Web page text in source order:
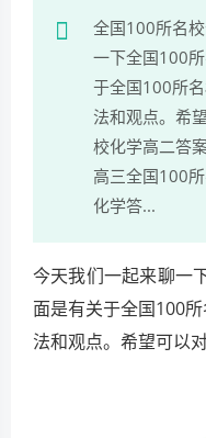
全国100所名
一下全国100
于全国100所
法和观点。希
校化学高二答
高三全国100
化学答...
今天我们一起来聊一
面是有关于全国100
法和观点。希望可以